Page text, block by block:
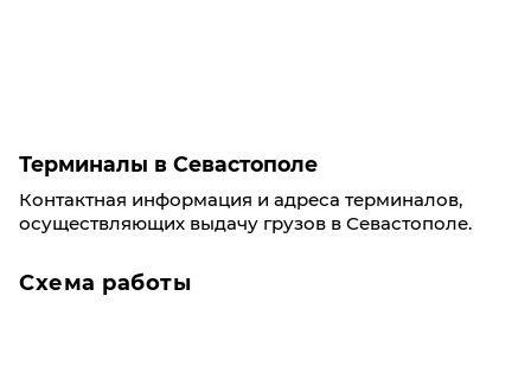
Терминалы в Севастополе
Контактная информация и адреса терминалов,
осуществляющих выдачу грузов в Севастополе.
Схема работы